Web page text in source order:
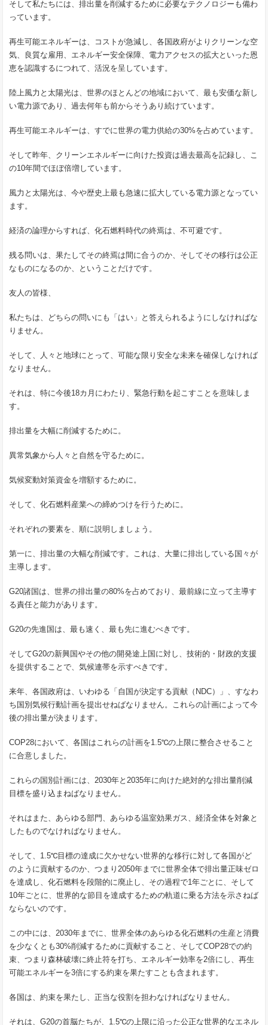
そして私たちには、排出量を削減するために必要なテクノロジーも備わ
っています。
再生可能エネルギーは、コストが急減し、各国政府がよりクリーンな空
気、良質な雇用、エネルギー安全保障、電力アクセスの拡大といった恩
恵を認識するにつれて、活況を呈しています。
陸上風力と太陽光は、世界のほとんどの地域において、最も安価な新し
い電力源であり、過去何年も前からそうあり続けています。
再生可能エネルギーは、すでに世界の電力供給の30%を占めています。
そして昨年、クリーンエネルギーに向けた投資は過去最高を記録し、こ
の10年間でほぼ倍増しています。
風力と太陽光は、今や歴史上最も急速に拡大している電力源となってい
ます。
経済の論理からすれば、化石燃料時代の終焉は、不可避です。
残る問いは、果たしてその終焉は間に合うのか、そしてその移行は公正
なものになるのか、ということだけです。
友人の皆様、
私たちは、どちらの問いにも「はい」と答えられるようにしなければな
りません。
そして、人々と地球にとって、可能な限り安全な未来を確保しなければ
なりません。
それは、特に今後18カ月にわたり、緊急行動を起こすことを意味しま
す。
排出量を大幅に削減するために。
異常気象から人々と自然を守るために。
気候変動対策資金を増額するために。
そして、化石燃料産業への締めつけを行うために。
それぞれの要素を、順に説明しましょう。
第一に、排出量の大幅な削減です。これは、大量に排出している国々が
主導します。
G20諸国は、世界の排出量の80%を占めており、最前線に立って主導す
る責任と能力があります。
G20の先進国は、最も速く、最も先に進むべきです。
そしてG20の新興国やその他の開発途上国に対し、技術的・財政的支援
を提供することで、気候連帯を示すべきです。
来年、各国政府は、いわゆる「自国が決定する貢献（NDC）」、すなわ
ち国別気候行動計画を提出せねばなりません。これらの計画によって今
後の排出量が決まります。
COP28において、各国はこれらの計画を1.5℃の上限に整合させること
に合意しました。
これらの国別計画には、2030年と2035年に向けた絶対的な排出量削減
目標を盛り込まねばなりません。
それはまた、あらゆる部門、あらゆる温室効果ガス、経済全体を対象と
したものでなければなりません。
そして、1.5℃目標の達成に欠かせない世界的な移行に対して各国がど
のように貢献するのか、つまり2050年までに世界全体で排出量正味ゼロ
を達成し、化石燃料を段階的に廃止し、その過程で1年ごとに、そして
10年ごとに、世界的な節目を達成するための軌道に乗る方法を示さねば
ならないのです。
この中には、2030年までに、世界全体のあらゆる化石燃料の生産と消費
を少なくとも30%削減するために貢献すること、そしてCOP28での約
束、つまり森林破壊に終止符を打ち、エネルギー効率を2倍にし、再生
可能エネルギーを3倍にする約束を果たすことも含まれます。
各国は、約束を果たし、正当な役割を担わなければなりません。
それは、G20の首脳たちが、1.5℃の上限に沿った公正な世界的なエネル